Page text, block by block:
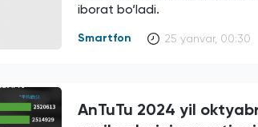
iborat bo‘ladi.
Smartfon 25 yanvar, 00:30
AnTuTu 2024 yil